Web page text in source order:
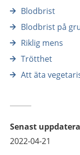
Blodbrist
Blodbrist på
Riklig mens
Trötthet
Att äta
Senast
2022-04-21